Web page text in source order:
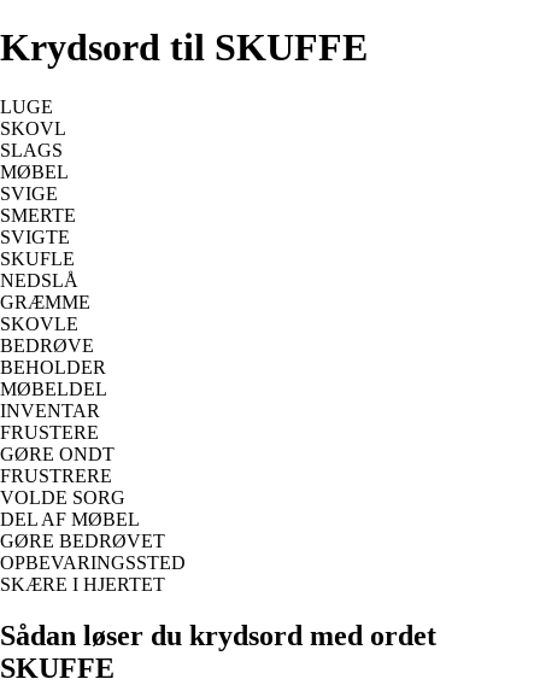
Krydsord til SKUFFE
LUGE
SKOVL
SLAGS
MØBEL
SVIGE
SMERTE
SVIGTE
SKUFLE
NEDSLÅ
GRÆMME
SKOVLE
BEDRØVE
BEHOLDER
MØBELDEL
INVENTAR
FRUSTERE
GØRE ONDT
FRUSTRERE
VOLDE SORG
DEL AF MØBEL
GØRE BEDRØVET
OPBEVARINGSSTED
SKÆRE I HJERTET
Sådan løser du krydsord med ordet
SKUFFE